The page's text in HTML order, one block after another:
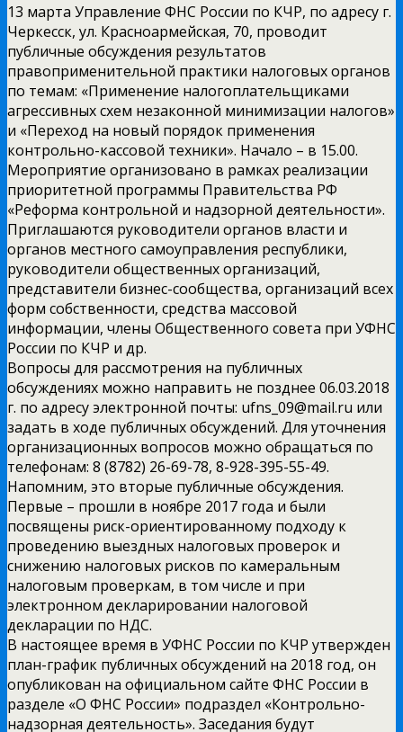
13 марта Управление ФНС России по КЧР, по адресу г.
Черкесск, ул. Красноармейская, 70, проводит
публичные обсуждения результатов
правоприменительной практики налоговых органов
по темам: «Применение налогоплательщиками
агрессивных схем незаконной минимизации налогов»
и «Переход на новый порядок применения
контрольно-кассовой техники». Начало – в 15.00.
Мероприятие организовано в рамках реализации
приоритетной программы Правительства РФ
«Реформа контрольной и надзорной деятельности».
Приглашаются руководители органов власти и
органов местного самоуправления республики,
руководители общественных организаций,
представители бизнес-сообщества, организаций всех
форм собственности, средства массовой
информации, члены Общественного совета при УФНС
России по КЧР и др.
Вопросы для рассмотрения на публичных
обсуждениях можно направить не позднее 06.03.2018
г. по адресу электронной почты: ufns_09@mail.ru или
задать в ходе публичных обсуждений. Для уточнения
организационных вопросов можно обращаться по
телефонам: 8 (8782) 26-69-78, 8-928-395-55-49.
Напомним, это вторые публичные обсуждения.
Первые – прошли в ноябре 2017 года и были
посвящены риск-ориентированному подходу к
проведению выездных налоговых проверок и
снижению налоговых рисков по камеральным
налоговым проверкам, в том числе и при
электронном декларировании налоговой
декларации по НДС.
В настоящее время в УФНС России по КЧР утвержден
план-график публичных обсуждений на 2018 год, он
опубликован на официальном сайте ФНС России в
разделе «О ФНС России» подраздел «Контрольно-
надзорная деятельность». Заседания будут